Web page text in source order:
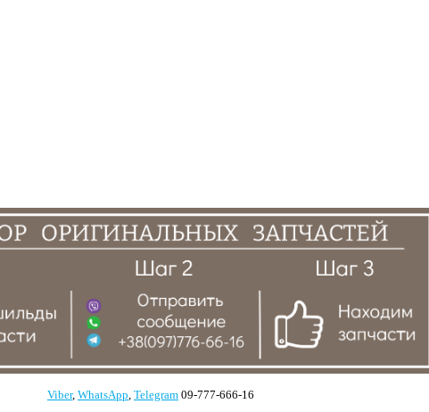
Viber, WhatsApp, Telegram 09-777-666-16